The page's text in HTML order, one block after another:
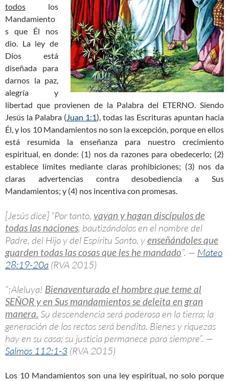
todos los
Mandamiento
s que Él nos
dio. La ley de
Dios está
diseñada para
darnos la paz,
alegría y
libertad que provienen de la Palabra del ETERNO. Siendo
Jesús la Palabra (Juan 1:1), todas las Escrituras apuntan hacia
Él, y los 10 Mandamientos no son la excepción, porque en ellos
está resumida la enseñanza para nuestro crecimiento
espiritual, en donde: (1) nos da razones para obedecerlo; (2)
establece límites mediante claras prohibiciones; (3) nos da
claras advertencias contra desobediencia a Sus
Mandamientos; y (4) nos incentiva con promesas.
[Jesús dice] “Por tanto, vayan y hagan discípulos de
todas las naciones, bautizándolos en el nombre del
Padre, del Hijo y del Espíritu Santo, yenseñándoles que
guarden todas las cosas que les he mandado”. — Mateo
28:19-20a (RVA 2015)
“¡Aleluya! Bienaventurado el hombre que teme al
SEÑOR y en Sus mandamientos se deleita en gran
manera. Su descendencia será poderosa en la tierra; la
generación de los rectos será bendita. Bienes y riquezas
hay en su casa; su justicia permanece para siempre”. —
Salmos 112:1-3 (RVA 2015)
Los 10 Mandamientos son una ley espiritual, no solo porque